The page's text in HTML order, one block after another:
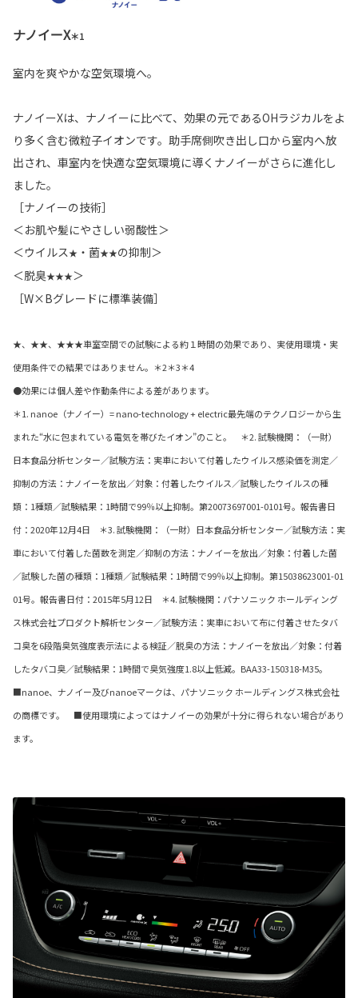
ナノイーX＊1
室内を爽やかな空気環境へ。
ナノイーXは、ナノイーに比べて、効果の元であるOHラジカルをよ
り多く含む微粒子イオンです。助手席側吹き出し口から室内へ放
出され、車室内を快適な空気環境に導くナノイーがさらに進化し
ました。
［ナノイーの技術］
＜お肌や髪にやさしい弱酸性＞
＜ウイルス★ ・菌★★の抑制＞
＜脱臭★★★＞
［W×Bグレードに標準装備］
★、★★、★★★車室空間での試験による約１時間の効果であり、実使用環境・実
使用条件での結果ではありません。＊2＊3＊4
●効果には個人差や作動条件による差があります。
＊1. nanoe（ナノイー）= nano-technology + electric最先端のテクノロジーから生
まれた“水に包まれている電気を帯びたイオン”のこと。 ＊2. 試験機関：（一財）
日本食品分析センター／試験方法：実車において付着したウイルス感染価を測定／
抑制の方法：ナノイーを放出／対象：付着したウイルス／試験したウイルスの種
類：1種類／試験結果：1時間で99％以上抑制。第20073697001-0101号。報告書日
付：2020年12月4日 ＊3. 試験機関：（一財）日本食品分析センター／試験方法：実
車において付着した菌数を測定／抑制の方法：ナノイーを放出／対象：付着した菌
／試験した菌の種類：1種類／試験結果：1時間で99％以上抑制。第15038623001-01
01号。報告書日付：2015年5月12日 ＊4. 試験機関：パナソニック ホールディング
ス株式会社プロダクト解析センター／試験方法：実車において布に付着させたタバ
コ臭を6段階臭気強度表示法による検証／脱臭の方法：ナノイーを放出／対象：付着
したタバコ臭／試験結果：1時間で臭気強度1.8以上低減。BAA33-150318-M35。
■nanoe、ナノイー及びnanoeマークは、パナソニック ホールディングス株式会社
の商標です。 ■使用環境によってはナノイーの効果が十分に得られない場合があり
ます。